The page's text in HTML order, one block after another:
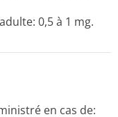
0,5 à 1 mg.
en cas de: